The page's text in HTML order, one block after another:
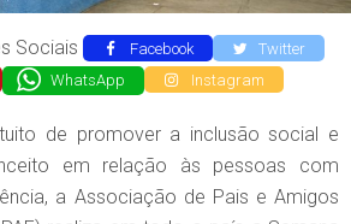
Sociais Facebook
Twitter
WhatsApp Instagram
de promover a inclusão social e
em relação às pessoas com
a Associação de Pais e Amigos